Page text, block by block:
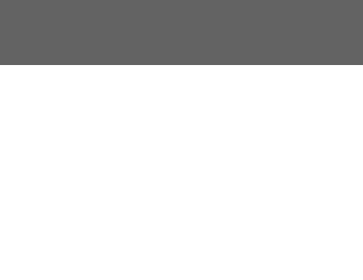
springen